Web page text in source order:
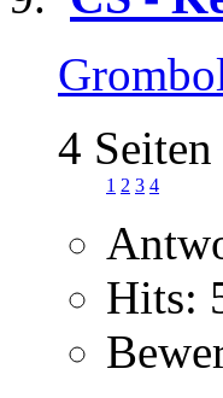
4 Seiten
1 2 3 4
Hits: